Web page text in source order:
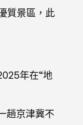
質景區，此
年在“地
趟京津冀不